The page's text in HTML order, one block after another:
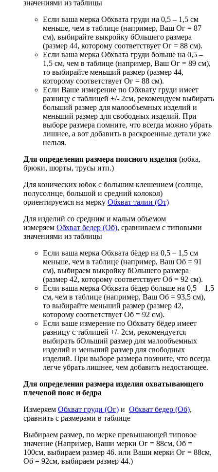
значениями из таблицы
Если ваша мерка Обхвата груди на 0,5 – 1,5 см
меньше, чем в таблице (например, Ваш Ог = 87
см), выбирайте выкройку бОльшего размера
(размер 44, которому соответствует Ог = 88 см).
Если ваша мерка Обхвата груди больше на 0,5 –
1,5 см, чем в таблице (например, Ваш Ог = 89 см),
то выбирайте меньший размер (размер 44,
которому соответствует Ог = 88 см).
Если Ваше измерение по Обхвату груди имеет
разницу с таблицей +/- 2см, рекомендуем выбирать
больший размер для малообъемных изделий и
меньший размер для свободных изделий. При
выборе размера помните, что всегда можно убрать
лишнее, а вот добавить в раскроенные детали уже
нельзя.
Для определения размера поясного изделия (юбка,
брюки, шорты, трусы итп.)
Для конических юбок с большим клешением (солнце,
полусолнце, большой и средний колокол)
ориентируемся на мерку Обхват талии (От)
Для изделий со средним и малым объемом
измеряем Обхват бедер (Об), сравниваем с типовыми
значениями из таблицы
Если ваша мерка Обхвата бёдер на 0,5 – 1,5 см
меньше, чем в таблице (например, Ваш Об = 91
см), выбираем выкройку бОльшего размера
(размер 42, которому соответствует Об = 92 см).
Если ваша мерка Обхвата бёдер больше на 0,5 – 1,5
см, чем в таблице (например, Ваш Об = 93,5 см),
то выбирайте меньший размер (размер 42,
которому соответствует Об = 92 см).
Если ваше измерение по Обхвату бёдер имеет
разницу с таблицей +/- 2см, рекомендуется
выбирать бОльший размер для малообъемных
изделий и меньший размер для свободных
изделий. При выборе размера помните, что всегда
легче убрать лишнее, чем добавить недостающее.
Для определения размера изделия охватывающего
плечевой пояс и бедра
Измеряем Обхват груди (Ог) и Обхват бедер (Об),
сравнить с размерами в таблице
Выбираем размер, по мерке превышающей типовое
значение (Например, Ваши мерки Ог = 88см, Об =
100см, выбираем размер 46. или Ваши мерки Ог = 88см,
Об = 92см, выбираем размер 44.)